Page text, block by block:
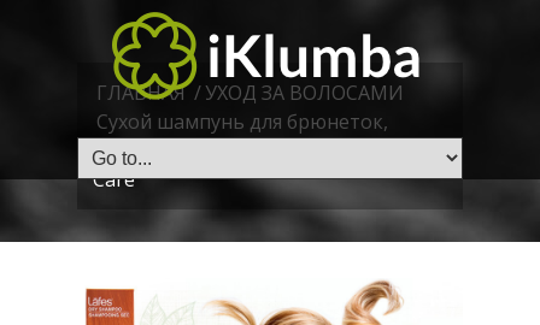
ГЛАВНАЯ/УХОД ЗА ВОЛОСАМИ
Сухой шампунь для брюнеток,
блондинок от Lafe’s Natural Body
Care